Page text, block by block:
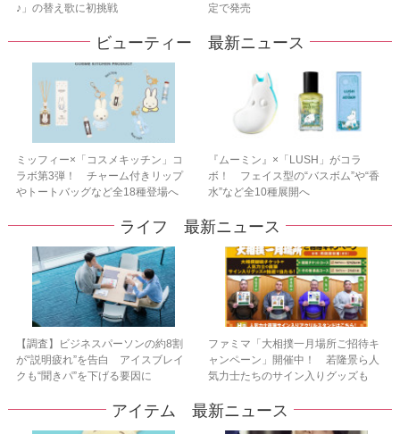
♪」の替え歌に初挑戦
定で発売
ビューティー 最新ニュース
ミッフィー×「コスメキッチン」コ
ラボ第3弾！ チャーム付きリップ
やトートバッグなど全18種登場へ
『ムーミン』×「LUSH」がコラ
ボ！ フェイス型の“バスボム”や“香
水”など全10種展開へ
ライフ 最新ニュース
【調査】ビジネスパーソンの約8割
が“説明疲れ”を告白 アイスブレイ
クも“聞きパ”を下げる要因に
ファミマ「大相撲一月場所ご招待キ
ャンペーン」開催中！ 若隆景ら人
気力士たちのサイン入りグッズも
アイテム 最新ニュース